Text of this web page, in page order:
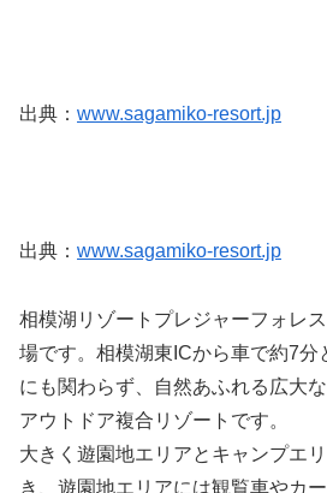
出典： www.sagamiko-resort.jp
出典： www.sagamiko-resort.jp
相模湖リゾートプレジャーフォレ
場です。相模湖東ICから車で約7分
にも関わらず、自然あふれる広大
アウトドア複合リゾートです。
大きく遊園地エリアとキャンプエ
き、遊園地エリアには観覧車やカ